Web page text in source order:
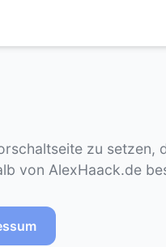
zu setzen,
von AlexHaack.de